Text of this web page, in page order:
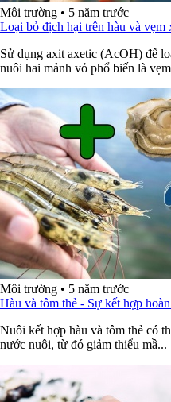
Môi trường • 5 năm trước
Loại bỏ địch hại trên hàu và vẹm
Sử dụng axit axetic (AcOH) để
nuôi hai mảnh vỏ phổ biến là
Môi trường • 5 năm trước
Hàu và tôm thẻ - Sự kết hợp
Nuôi kết hợp hàu và tôm thẻ có
nước nuôi, từ đó giảm thiểu mầ...